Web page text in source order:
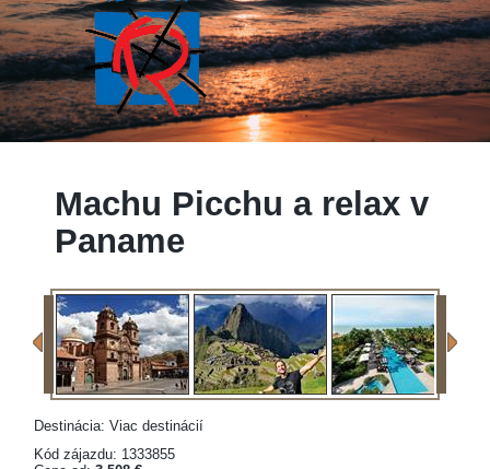
Machu Picchu a relax v
Paname
Destinácia: Viac destinácií
Kód zájazdu: 1333855